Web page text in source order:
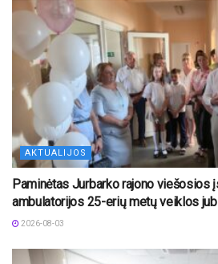
AKTUALIJOS
Paminėtas Jurbarko rajono viešosios
ambulatorijos 25-erių metų veiklos
2026-08-03